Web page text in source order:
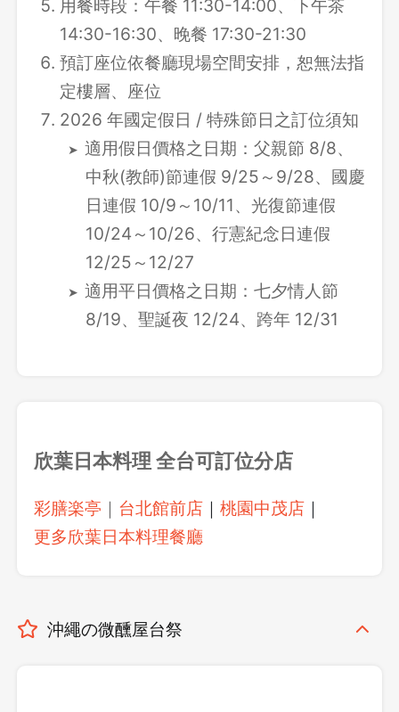
用餐時段：午餐 11:30-14:00、下午茶
14:30-16:30、晚餐 17:30-21:30
預訂座位依餐廳現場空間安排，恕無法指
定樓層、座位
2026 年國定假日 / 特殊節日之訂位須知
適用假日價格之日期：父親節 8/8、
中秋(教師)節連假 9/25～9/28、國慶
日連假 10/9～10/11、光復節連假
10/24～10/26、行憲紀念日連假
12/25～12/27
適用平日價格之日期：七夕情人節
8/19、聖誕夜 12/24、跨年 12/31
欣葉日本料理全台可訂位分店
彩膳楽亭 ｜ 台北館前店 ｜桃園中茂店 ｜
更多欣葉日本料理餐廳
沖繩の微醺屋台祭